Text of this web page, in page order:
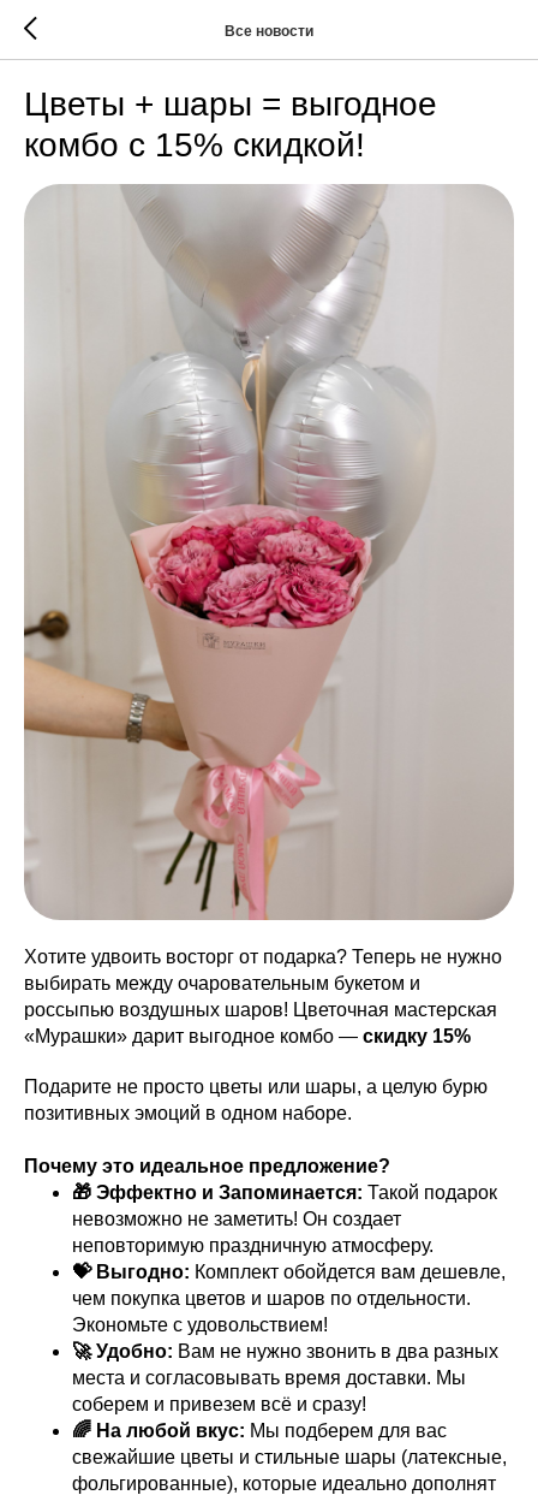
Все новости
Цветы + шары = выгодное
комбо с 15% скидкой!
Хотите удвоить восторг от подарка? Теперь не нужно
выбирать между очаровательным букетом и
россыпью воздушных шаров! Цветочная мастерская
«Мурашки» дарит выгодное комбо — скидку 15%
Подарите не просто цветы или шары, а целую бурю
позитивных эмоций в одном наборе.
Почему это идеальное предложение?
🎁 Эффектно и Запоминается: Такой подарок
невозможно не заметить! Он создает
неповторимую праздничную атмосферу.
💝 Выгодно: Комплект обойдется вам дешевле,
чем покупка цветов и шаров по отдельности.
Экономьте с удовольствием!
🚀 Удобно: Вам не нужно звонить в два разных
места и согласовывать время доставки. Мы
соберем и привезем всё и сразу!
🌈 На любой вкус: Мы подберем для вас
свежайшие цветы и стильные шары (латексные,
фольгированные), которые идеально дополнят